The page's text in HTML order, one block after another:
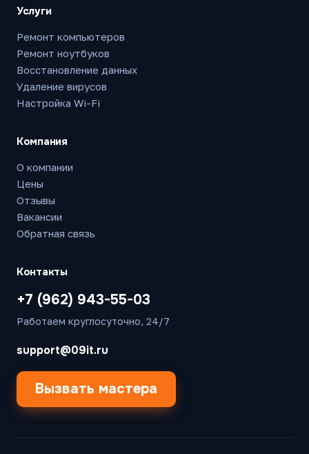
Услуги
Ремонт компьютеров
Ремонт ноутбуков
Восстановление данных
Удаление вирусов
Настройка Wi-Fi
Компания
О компании
Цены
Отзывы
Вакансии
Обратная связь
Контакты
+7 (962) 943-55-03
Работаем круглосуточно, 24/7
support@09it.ru
Вызвать мастера